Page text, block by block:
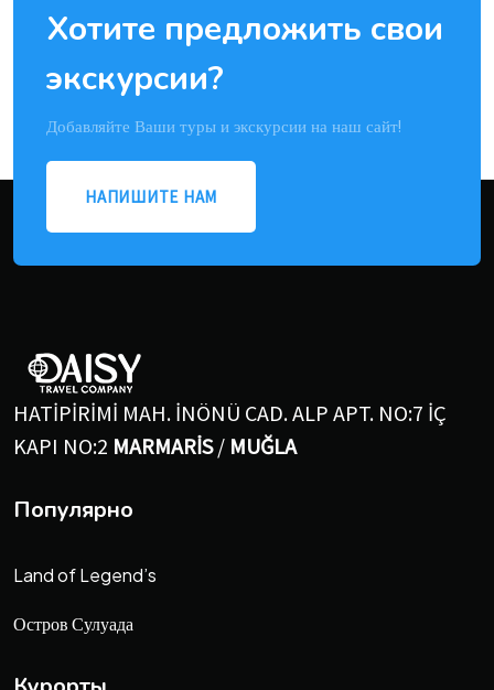
Хотите предложить свои
экскурсии?
Добавляйте Ваши туры и экскурсии на наш сайт!
НАПИШИТЕ НАМ
HATİPİRİMİ MAH. İNÖNÜ CAD. ALP APT. NO:7 İÇ
KAPI NO:2 MARMARİS/ MUĞLA
Популярно
Land of Legend’s
Остров Сулуада